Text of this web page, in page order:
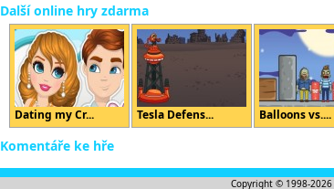
Další online hry zdarma
Dating my Cr... Tesla Defens... Balloons vs....
Komentáře ke hře
Copyright © 1998-2026